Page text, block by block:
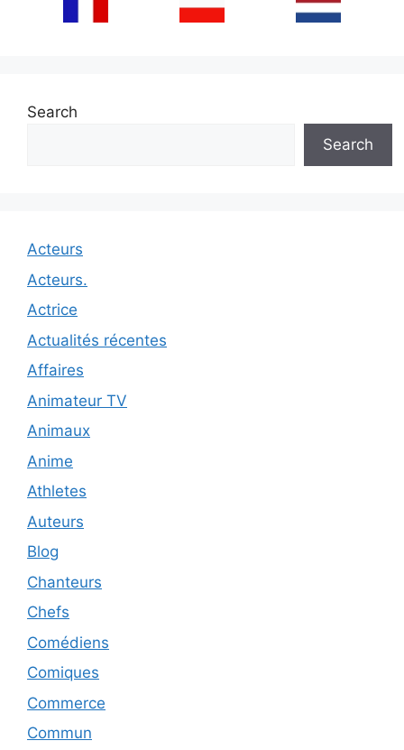
Search
Search
Acteurs
Acteurs.
Actrice
Actualités récentes
Affaires
Animateur TV
Animaux
Anime
Athletes
Auteurs
Blog
Chanteurs
Chefs
Comédiens
Comiques
Commerce
Commun